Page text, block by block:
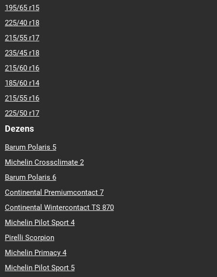
195/65 r15
225/40 r18
215/55 r17
235/45 r18
215/60 r16
185/60 r14
215/55 r16
225/50 r17
Dezens
Barum Polaris 5
Michelin Crossclimate 2
Barum Polaris 6
Continental Premiumcontact 7
Continental Wintercontact TS 870
Michelin Pilot Sport 4
Pirelli Scorpion
Michelin Primacy 4
Michelin Pilot Sport 5